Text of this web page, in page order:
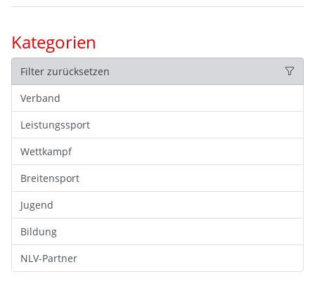
Kategorien
Filter zurücksetzen
Verband
Leistungssport
Wettkampf
Breitensport
Jugend
Bildung
NLV-Partner